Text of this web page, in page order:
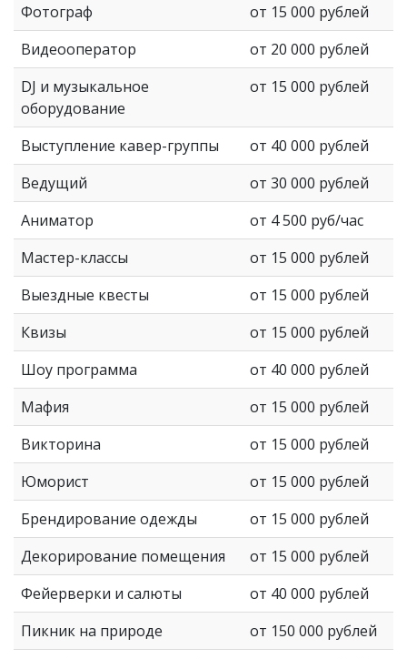
Фотограф
от 15 000 рублей
Видеооператор
от 20 000 рублей
DJ и музыкальное
оборудование
от 15 000 рублей
Выступление кавер-группы
от 40 000 рублей
Ведущий
от 30 000 рублей
Аниматор
от 4 500 руб/час
Мастер-классы
от 15 000 рублей
Выездные квесты
от 15 000 рублей
Квизы
от 15 000 рублей
Шоу программа
от 40 000 рублей
Мафия
от 15 000 рублей
Викторина
от 15 000 рублей
Юморист
от 15 000 рублей
Брендирование одежды
от 15 000 рублей
Декорирование помещения
от 15 000 рублей
Фейерверки и салюты
от 40 000 рублей
Пикник на природе
от 150 000 рублей